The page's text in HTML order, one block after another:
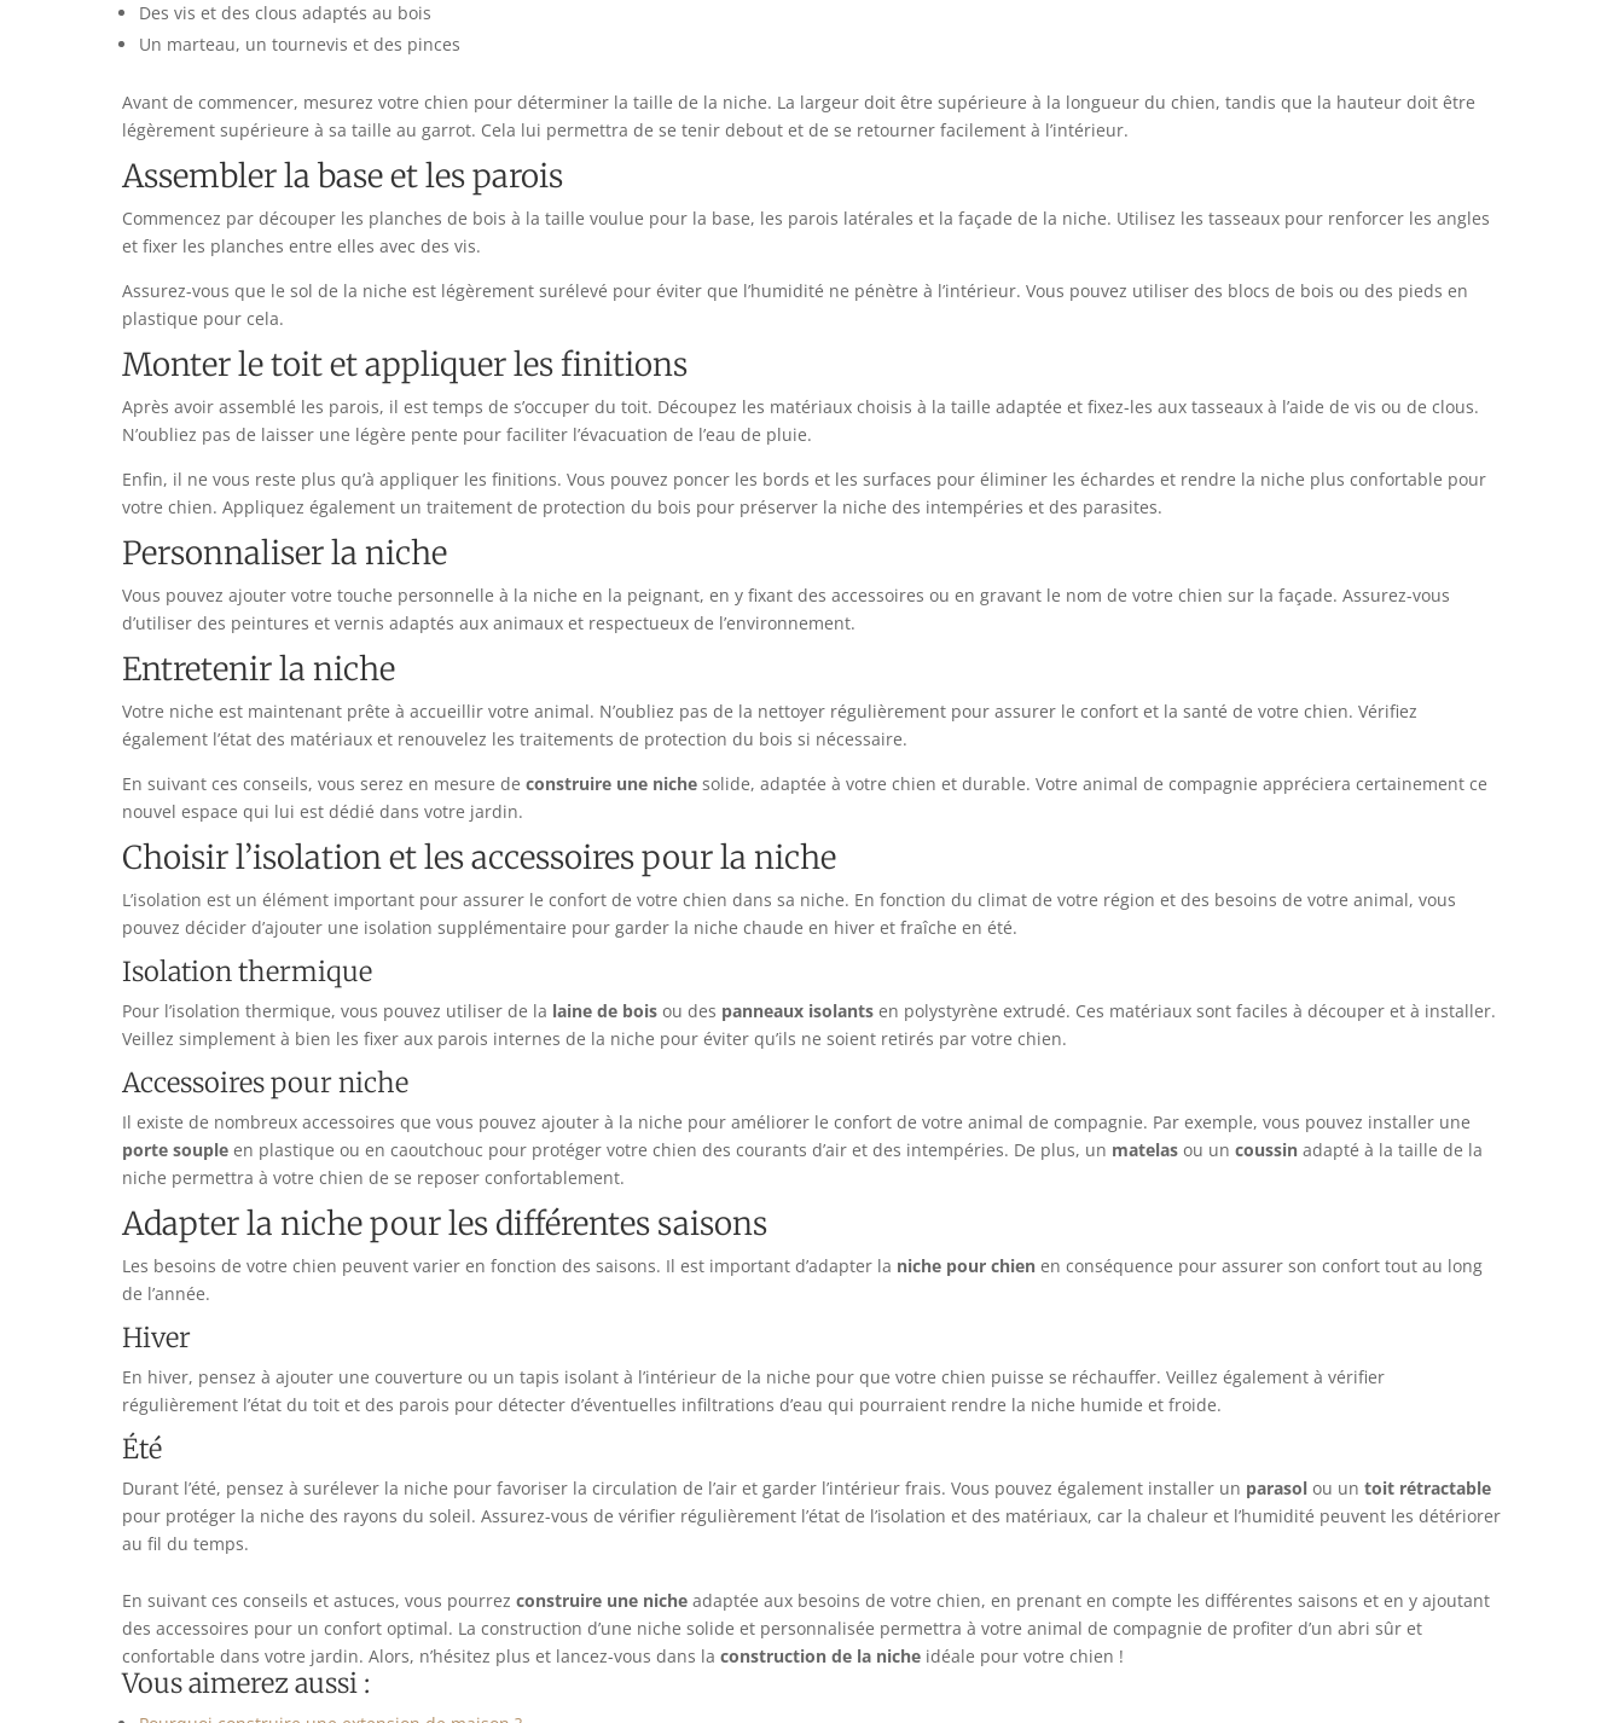
Des vis et des clous adaptés au bois
Un marteau, un tournevis et des pinces
Avant de commencer, mesurez votre chien pour déterminer la taille de la niche. La largeur doit être supérieure à la longueur du chien, tandis que la hauteur doit être
légèrement supérieure à sa taille au garrot. Cela lui permettra de se tenir debout et de se retourner facilement à l’intérieur.
Assembler la base et les parois
Commencez par découper les planches de bois à la taille voulue pour la base, les parois latérales et la façade de la niche. Utilisez les tasseaux pour renforcer les angles
et fixer les planches entre elles avec des vis.
Assurez-vous que le sol de la niche est légèrement surélevé pour éviter que l’humidité ne pénètre à l’intérieur. Vous pouvez utiliser des blocs de bois ou des pieds en
plastique pour cela.
Monter le toit et appliquer les finitions
Après avoir assemblé les parois, il est temps de s’occuper du toit. Découpez les matériaux choisis à la taille adaptée et fixez-les aux tasseaux à l’aide de vis ou de clous.
N’oubliez pas de laisser une légère pente pour faciliter l’évacuation de l’eau de pluie.
Enfin, il ne vous reste plus qu’à appliquer les finitions. Vous pouvez poncer les bords et les surfaces pour éliminer les échardes et rendre la niche plus confortable pour
votre chien. Appliquez également un traitement de protection du bois pour préserver la niche des intempéries et des parasites.
Personnaliser la niche
Vous pouvez ajouter votre touche personnelle à la niche en la peignant, en y fixant des accessoires ou en gravant le nom de votre chien sur la façade. Assurez-vous
d’utiliser des peintures et vernis adaptés aux animaux et respectueux de l’environnement.
Entretenir la niche
Votre niche est maintenant prête à accueillir votre animal. N’oubliez pas de la nettoyer régulièrement pour assurer le confort et la santé de votre chien. Vérifiez
également l’état des matériaux et renouvelez les traitements de protection du bois si nécessaire.
En suivant ces conseils, vous serez en mesure de construire une nichesolide, adaptée à votre chien et durable. Votre animal de compagnie appréciera certainement ce
nouvel espace qui lui est dédié dans votre jardin.
Choisir l’isolation et les accessoires pour la niche
L’isolation est un élément important pour assurer le confort de votre chien dans sa niche. En fonction du climat de votre région et des besoins de votre animal, vous
pouvez décider d’ajouter une isolation supplémentaire pour garder la niche chaude en hiver et fraîche en été.
Isolation thermique
Pour l’isolation thermique, vous pouvez utiliser de la laine de boisou des panneaux isolantsen polystyrène extrudé. Ces matériaux sont faciles à découper et à installer.
Veillez simplement à bien les fixer aux parois internes de la niche pour éviter qu’ils ne soient retirés par votre chien.
Accessoires pour niche
Il existe de nombreux accessoires que vous pouvez ajouter à la niche pour améliorer le confort de votre animal de compagnie. Par exemple, vous pouvez installer une
porte soupleen plastique ou en caoutchouc pour protéger votre chien des courants d’air et des intempéries. De plus, un matelasou un coussinadapté à la taille de la
niche permettra à votre chien de se reposer confortablement.
Adapter la niche pour les différentes saisons
Les besoins de votre chien peuvent varier en fonction des saisons. Il est important d’adapter la niche pour chienen conséquence pour assurer son confort tout au long
de l’année.
Hiver
En hiver, pensez à ajouter une couverture ou un tapis isolant à l’intérieur de la niche pour que votre chien puisse se réchauffer. Veillez également à vérifier
régulièrement l’état du toit et des parois pour détecter d’éventuelles infiltrations d’eau qui pourraient rendre la niche humide et froide.
Été
Durant l’été, pensez à surélever la niche pour favoriser la circulation de l’air et garder l’intérieur frais. Vous pouvez également installer un parasolou un toit rétractable
pour protéger la niche des rayons du soleil. Assurez-vous de vérifier régulièrement l’état de l’isolation et des matériaux, car la chaleur et l’humidité peuvent les détériorer
au fil du temps.
En suivant ces conseils et astuces, vous pourrez construire une nicheadaptée aux besoins de votre chien, en prenant en compte les différentes saisons et en y ajoutant
des accessoires pour un confort optimal. La construction d’une niche solide et personnalisée permettra à votre animal de compagnie de profiter d’un abri sûr et
confortable dans votre jardin. Alors, n’hésitez plus et lancez-vous dans la construction de la nicheidéale pour votre chien !
Vous aimerez aussi :